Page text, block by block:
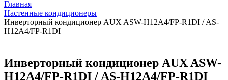
Главная
Настенные кондиционеры
Инверторный кондиционер AUX ASW-H12A4/FP-R1DI / AS-
H12A4/FP-R1DI
Инверторный кондиционер AUX ASW-
H12A4/FP-R1DI / AS-H12A4/FP-R1DI